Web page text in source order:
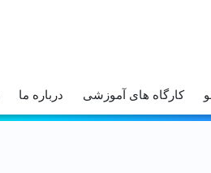
کارگاه های آموزشی درباره ما